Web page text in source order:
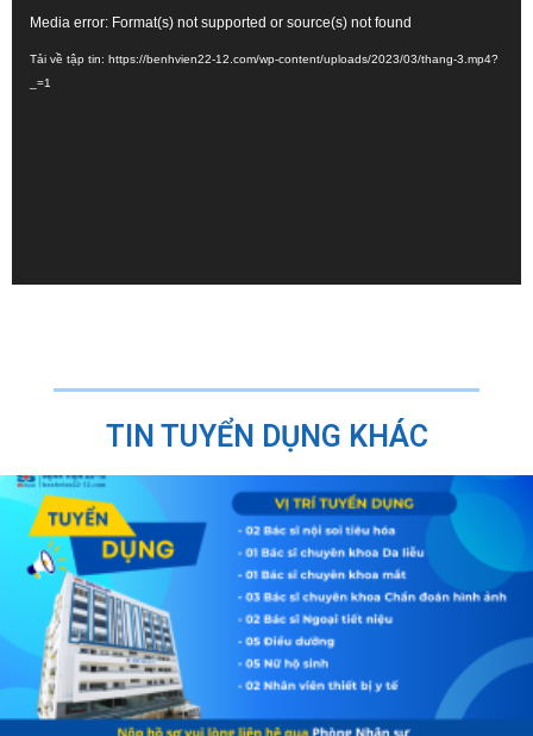
chơi
Video
Media error: Format(s) not supported or source(s) not found
Tải về tập tin: https://benhvien22-12.com/wp-content/uploads/2023/03/thang-3.mp4?
_=1
TIN TUYỂN DỤNG KHÁC